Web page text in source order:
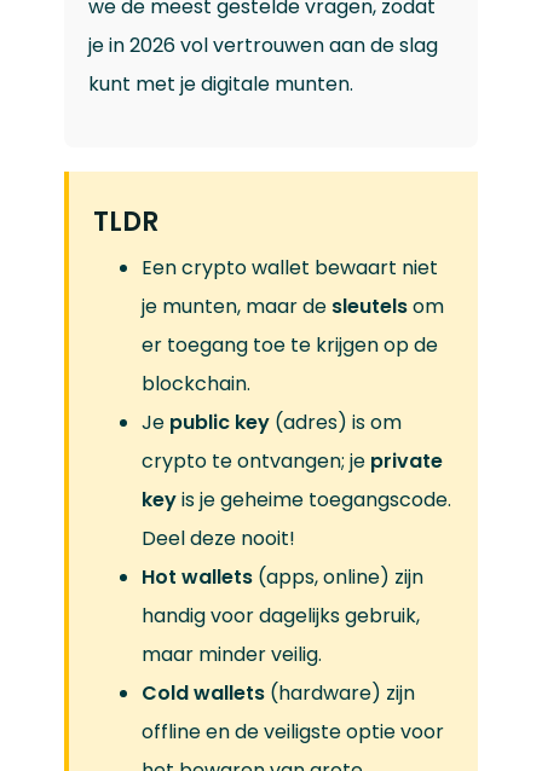
we de meest gestelde vragen, zodat
je in 2026 vol vertrouwen aan de slag
kunt met je digitale munten.
TLDR
Een crypto wallet bewaart niet
je munten, maar de sleutelsom
er toegang toe te krijgen op de
blockchain.
Je public key(adres) is om
crypto te ontvangen; je private
keyis je geheime toegangscode.
Deel deze nooit!
Hot wallets(apps, online) zijn
handig voor dagelijks gebruik,
maar minder veilig.
Cold wallets(hardware) zijn
offline en de veiligste optie voor